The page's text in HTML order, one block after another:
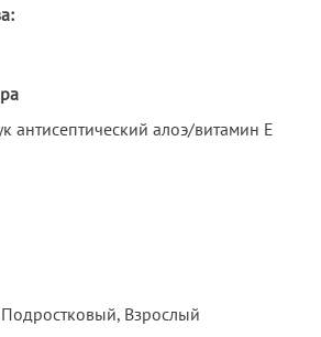
антисептический алоэ/витамин Е
Взрослый